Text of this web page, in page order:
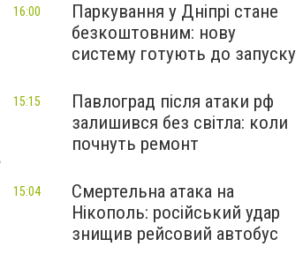
Паркування у Дніпрі стане
безкоштовним: нову
систему готують до запуску
16:00
Павлоград після атаки рф
залишився без світла: коли
почнуть ремонт
15:15
Смертельна атака на
Нікополь: російський удар
знищив рейсовий автобус
15:04